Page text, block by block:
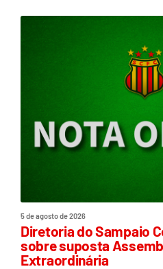
5 de agosto de 2026
Diretoria do Sampaio
sobre suposta
Extraordinária